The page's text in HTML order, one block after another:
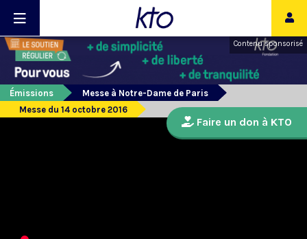
Contenu sponsorisé
Émissions
Messe à Notre-Dame de Paris
Messe du 14 octobre 2016
Faire un don à KTO